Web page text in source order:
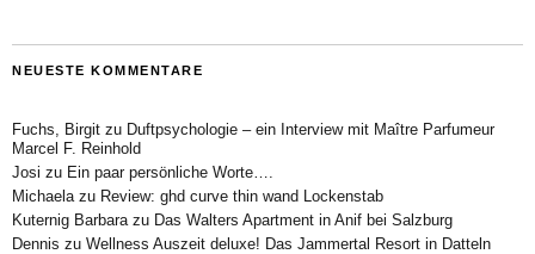
NEUESTE KOMMENTARE
Fuchs, Birgit zu Duftpsychologie – ein Interview mit Maître Parfumeur
Marcel F. Reinhold
Josi zu Ein paar persönliche Worte….
Michaela zu Review: ghd curve thin wand Lockenstab
Kuternig Barbara zu Das Walters Apartment in Anif bei Salzburg
Dennis zu Wellness Auszeit deluxe! Das Jammertal Resort in Datteln